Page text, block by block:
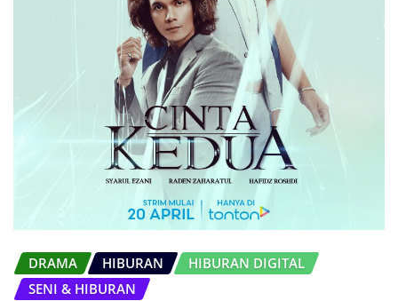
DRAMA HIBURAN
HIBURAN DIGITAL
SENI & HIBURAN